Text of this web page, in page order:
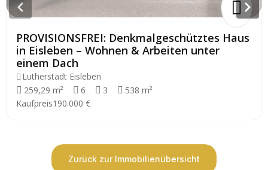
PROVISIONSFREI: Denkmalgeschütztes Haus
in Eisleben – Wohnen & Arbeiten unter
einem Dach
Lutherstadt Eisleben
259,29 m²
6 3
538 m²
Kaufpreis190.000 €
Zurück zur Immobilienübersicht